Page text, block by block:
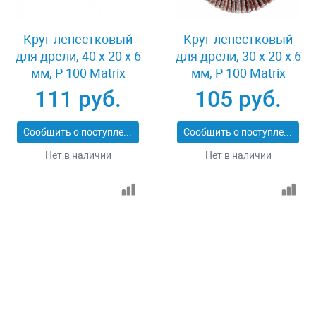
Круг лепестковый
для дрели, 40 х 20 х 6
мм, P 100 Matrix
74168
111 руб.
Сообщить о поступлении
Нет в наличии
Круг лепестковый
для дрели, 30 х 20 х 6
мм, P 100 Matrix
74161
105 руб.
Сообщить о поступлении
Нет в наличии